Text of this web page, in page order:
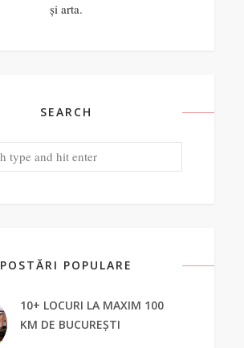
și arta.
SEARCH
POSTĂRI POPULARE
10+ LOCURI LA MAXIM 100
KM DE BUCUREȘTI